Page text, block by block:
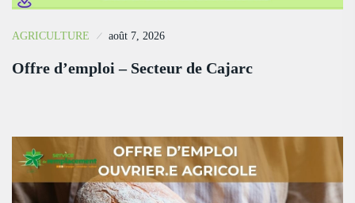
AGRICULTURE août 7, 2026
Offre d’emploi – Secteur de Cajarc